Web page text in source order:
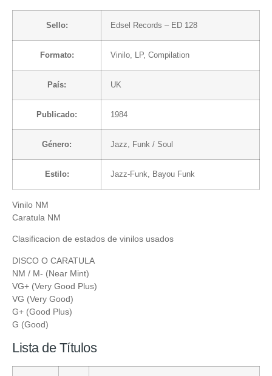
Sello: Edsel Records – ED 128
Formato: Vinilo , LP, Compilation
País: UK
Publicado: 1984
Género: Jazz Funk / Soul
Estilo: Jazz-Funk Bayou Funk
Vinilo NM
Caratula NM
Clasificacion de estados de vinilos usados
DISCO O CARATULA
NM / M- (Near Mint)
VG+ (Very Good Plus)
VG (Very Good)
G+ (Good Plus)
G (Good)
Lista de Títulos